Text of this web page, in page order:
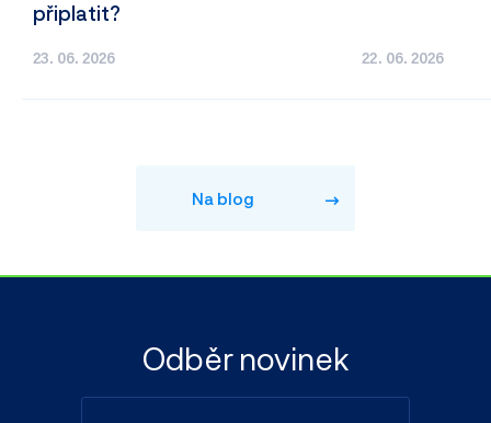
23. 06. 2026
připlatit?
22. 06. 2026
Na blog
Odběr novinek